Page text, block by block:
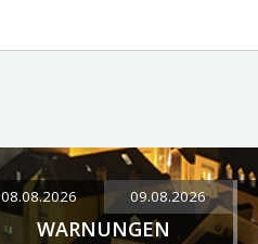
08.08.2026 09.08.2026
WARNUNGEN